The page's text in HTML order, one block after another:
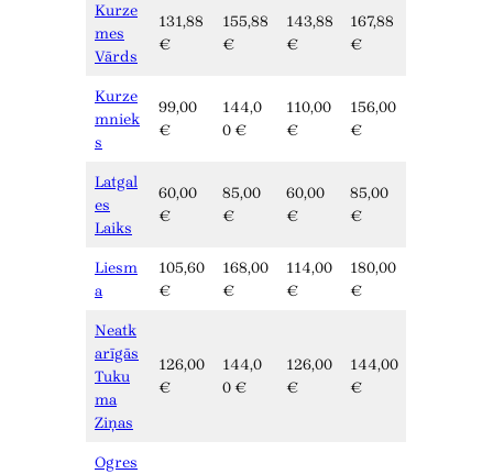
Kurze
mes
Vārds
131,88
€
155,88
€
143,88
€
167,88
€
Kurze
mniek
s
99,00
€
144,0
0 €
110,00
€
156,00
€
Latgal
es
Laiks
60,00
€
85,00
€
60,00
€
85,00
€
Liesm
a
105,60
€
168,00
€
114,00
€
180,00
€
Neatk
arīgās
Tuku
ma
Ziņas
126,00
€
144,0
0 €
126,00
€
144,00
€
Ogres